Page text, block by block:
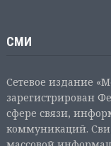
СМИ
Сетевое издание
зарегистрирован
сфере связи,
коммуникаций.